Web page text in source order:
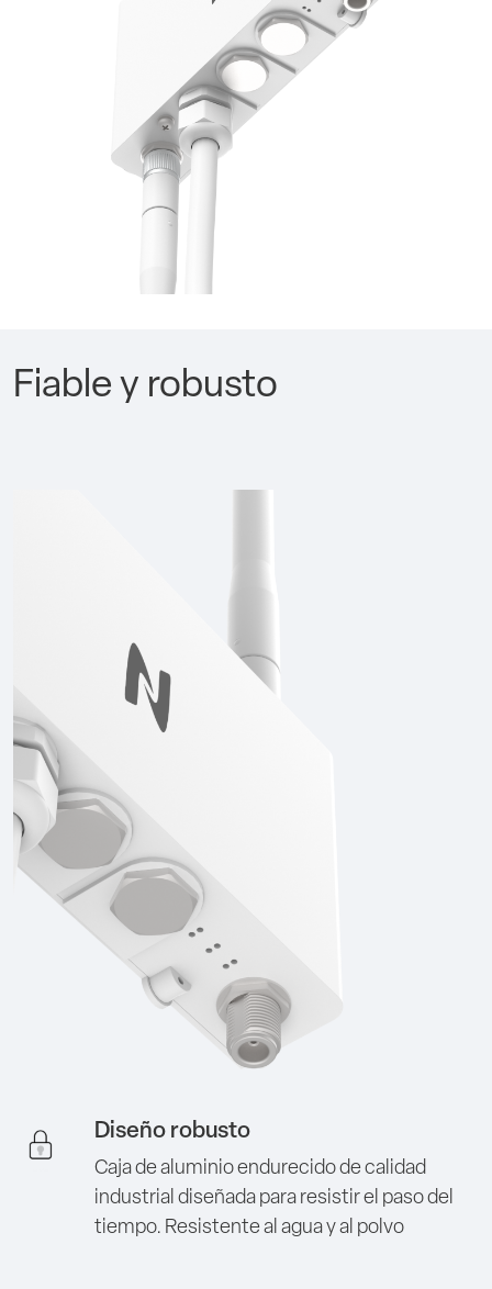
Fiable y robusto
Diseño robusto
Caja de aluminio endurecido de calidad
industrial diseñada para resistir el paso del
tiempo. Resistente al agua y al polvo